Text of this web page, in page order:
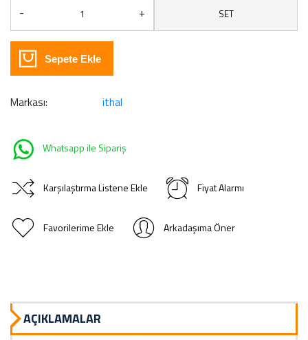
- + SET
Sepete Ekle
Markası: ithal
Whatsapp ile Sipariş
Karşılaştırma Listene Ekle Fiyat Alarmı
Favorilerime Ekle Arkadaşıma Öner
AÇIKLAMALAR